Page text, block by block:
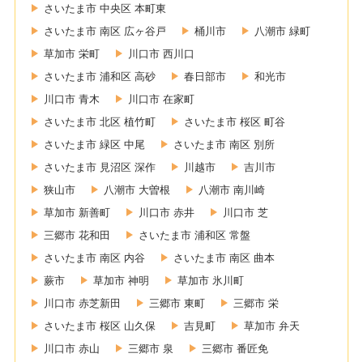
さいたま市 中央区 本町東
さいたま市 南区 広ヶ谷戸
桶川市
八潮市 緑町
草加市 栄町
川口市 西川口
さいたま市 浦和区 高砂
春日部市
和光市
川口市 青木
川口市 在家町
さいたま市 北区 植竹町
さいたま市 桜区 町谷
さいたま市 緑区 中尾
さいたま市 南区 別所
さいたま市 見沼区 深作
川越市
吉川市
狭山市
八潮市 大曽根
八潮市 南川崎
草加市 新善町
川口市 赤井
川口市 芝
三郷市 花和田
さいたま市 浦和区 常盤
さいたま市 南区 内谷
さいたま市 南区 曲本
蕨市
草加市 神明
草加市 氷川町
川口市 赤芝新田
三郷市 東町
三郷市 栄
さいたま市 桜区 山久保
吉見町
草加市 弁天
川口市 赤山
三郷市 泉 三郷市 番匠免